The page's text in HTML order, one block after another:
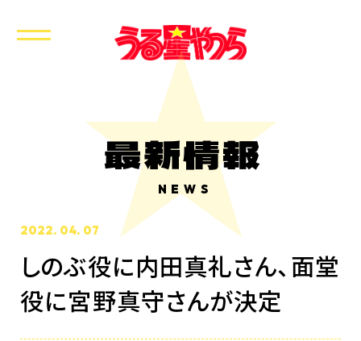
最新情報
NEWS
2022. 04. 07
しのぶ役に内田真礼さん、面堂
役に宮野真守さんが決定